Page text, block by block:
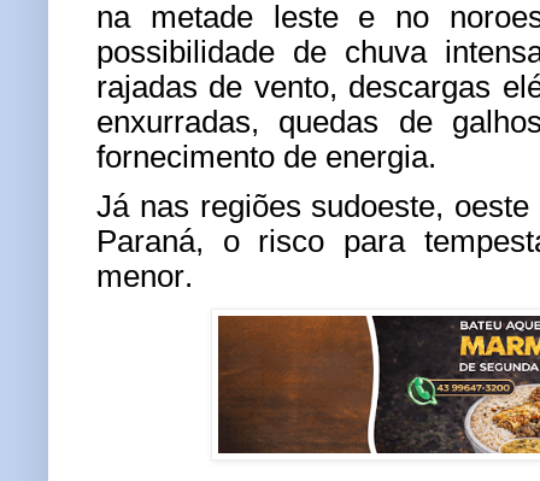
na metade leste e no
possibilidade de chuva
rajadas de vento, descargas
enxurradas, quedas de
fornecimento de energia.
Já nas regiões sudoeste,
Paraná, o risco para
menor.